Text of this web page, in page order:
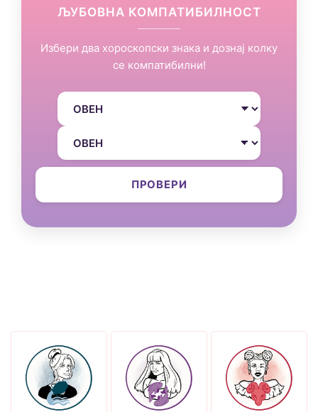
ЉУБОВНА КОМПАТИБИЛНОСТ
Избери два хороскопски знака и дознај колку
се компатибилни!
ПРОВЕРИ